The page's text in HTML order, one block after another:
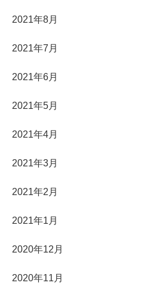
2021年8月
2021年7月
2021年6月
2021年5月
2021年4月
2021年3月
2021年2月
2021年1月
2020年12月
2020年11月